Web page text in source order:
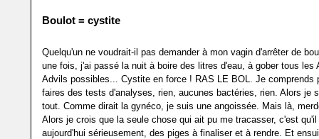
Boulot = cystite
Quelqu'un ne voudrait-il pas demander à mon vagin d'arrêter de
une fois, j'ai passé la nuit à boire des litres d'eau, à gober tous les
Advils possibles... Cystite en force ! RAS LE BOL. Je comprends
faires des tests d'analyses, rien, aucunes bactéries, rien. Alors je
tout. Comme dirait la gynéco, je suis une angoissée. Mais là,
Alors je crois que la seule chose qui ait pu me tracasser, c'est
aujourd'hui sérieusement, des piges à finaliser et à rendre. Et